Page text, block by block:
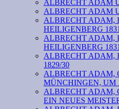
ALBRECHT ADAM
ALBRECHT ADAM
ALBRECHT ADAM,
HEILIGENBERG 1831
ALBRECHT ADAM,
HEILIGENBERG 1831
ALBRECHT ADAM,
1829/30
ALBRECHT ADAM,
MÜNCHINGEN, UM
ALBRECHT ADAM,
EIN NEUES